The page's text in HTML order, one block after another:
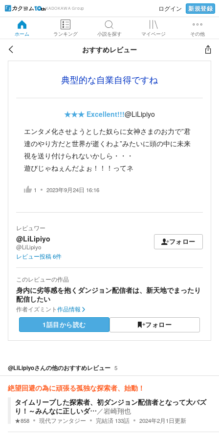
KADOKAWA Group ログイン 新規登録
ホーム ランキング 小説を探す マイページ その他
おすすめレビュー
典型的な自業自得ですね
★★★ Excellent!!!@LiLipiyo
エンタメ化させようとした奴らに女神さまのお力で”君
達のやり方だと世界が逝くわよ”みたいに頭の中に未来
視を送り付けられないかしら・・・
遊びじゃねぇんだよぉ！！！ってネ
1 2023年9月24日 16:16
レビュワー
@LiLipiyo
@LiLipiyo
フォロー
レビュー投稿6件
このレビューの作品
身内に劣等感を抱くダンジョン配信者は、新天地でまったり
配信したい
作者イズミント作品情報
1話目から読む フォロー
@LiLipiyoさんの他のおすすめレビュー 5
絶望回避の為に頑張る孤独な探索者、始動！
タイムリープした探索者、初ダンジョン配信者となって大バズ
り！～みんなに正しいダ… ／岩崎翔也
★858 現代ファンタジー 完結済 133話 2024年2月1日更新